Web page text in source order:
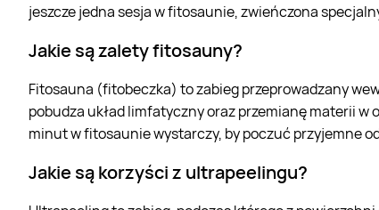
jeszcze jedna sesja w fitosaunie, zwieńczona
Jakie są zalety fitosauny?
Fitosauna (fitobeczka) to zabieg przeprowadzany
pobudza układ limfatyczny oraz przemianę materii w
minut w fitosaunie wystarczy, by poczuć przyjemne
Jakie są korzyści z ultrapeelingu?